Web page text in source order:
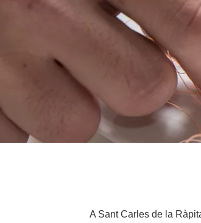
A Sant Carles de la